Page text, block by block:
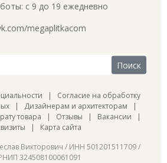
с 9 до 19 ежедневно
megaplitkacom
| Согласие на обработку
| Дизайнерам и архитекторам |
товара | Отзывы | Вакансии |
| Карта сайта
Викторович / ИНН 501201511709 /
324508100061091